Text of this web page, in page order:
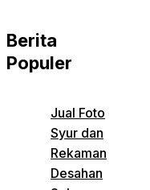
Berita
Populer
Jual Foto
Syur dan
Rekaman
Desahan